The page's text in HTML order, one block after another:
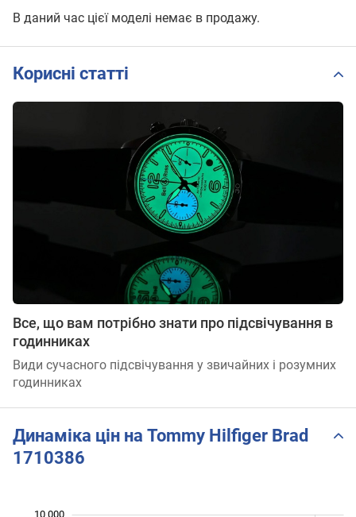
В даний час цієї моделі немає в продажу.
Корисні статті
Все, що вам потрібно знати про підсвічування в
годинниках
Види сучасного підсвічування у звичайних і розумних
годинниках
Динаміка цін на Tommy Hilfiger Brad
1710386
10 000